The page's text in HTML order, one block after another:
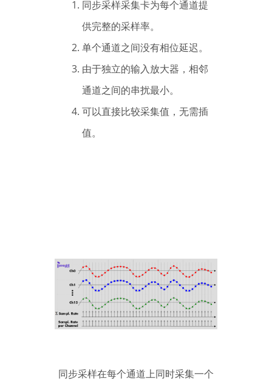
同步采样采集卡为每个通道提
供完整的采样率。
单个通道之间没有相位延迟。
由于独立的输入放大器，相邻
通道之间的串扰最小。
可以直接比较采集值，无需插
值。
同步采样在每个通道上同时采集一个